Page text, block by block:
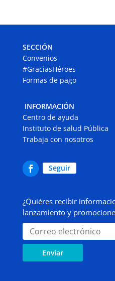
SECCIÓN
Convenios
#GraciasHéroes
Formas de pago
INFORMACIÓN
Centro de ayuda
Instituto de salud Pública
Trabaja con nosotros
Seguir
¿Quiéres recibir
lanzamiento y
Enviar